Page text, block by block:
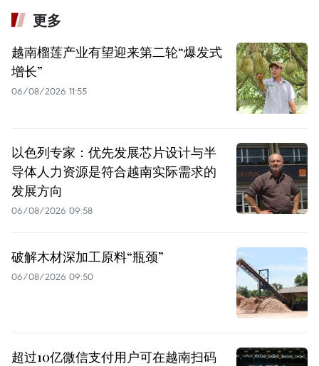
更多
越南榴莲产业有望迎来第二轮“爆发式
增长”
06/08/2026 11:55
以色列专家：优先发展芯片设计与半
导体人力资源是符合越南实际需求的
发展方向
06/08/2026 09:58
破解木材深加工原料“瓶颈”
06/08/2026 09:50
超过10亿微信支付用户可在越南扫码